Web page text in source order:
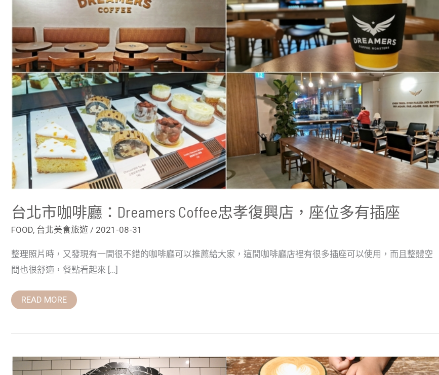
台北市咖啡廳：Dreamers Coffee忠孝復興店，座位多有插座
FOOD, 台北美食旅遊 / 2021-08-31
整理照片時，又發現有一間很不錯的咖啡廳可以推薦給大家，這間咖啡廳店裡有很多插座可以使用，而且整體空
間也很舒適，餐點看起來 […]
Dreamers
忠
孝
復
興
店，
座
位
多
有
座
READ MORE
台
北